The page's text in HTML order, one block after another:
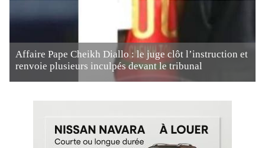
Affaire Pape Cheikh Diallo : le juge clôt l’instruction et
renvoie plusieurs inculpés devant le tribunal